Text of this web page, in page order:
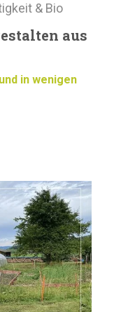
& Bio
aus
in wenigen